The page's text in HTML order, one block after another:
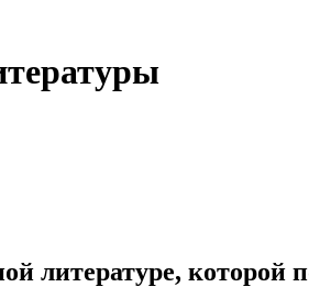
литературе, которой